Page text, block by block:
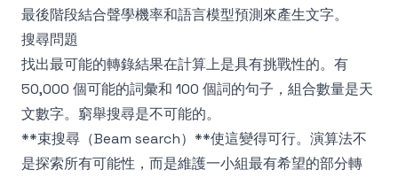
最後階段結合聲學機率和語言模型預測來產生文字。
搜尋問題
找出最可能的轉錄結果在計算上是具有挑戰性的。有
50,000 個可能的詞彙和 100 個詞的句子，組合數量是天
文數字。窮舉搜尋是不可能的。
**束搜尋（Beam search）**使這變得可行。演算法不
是探索所有可能性，而是維護一小組最有希望的部分轉